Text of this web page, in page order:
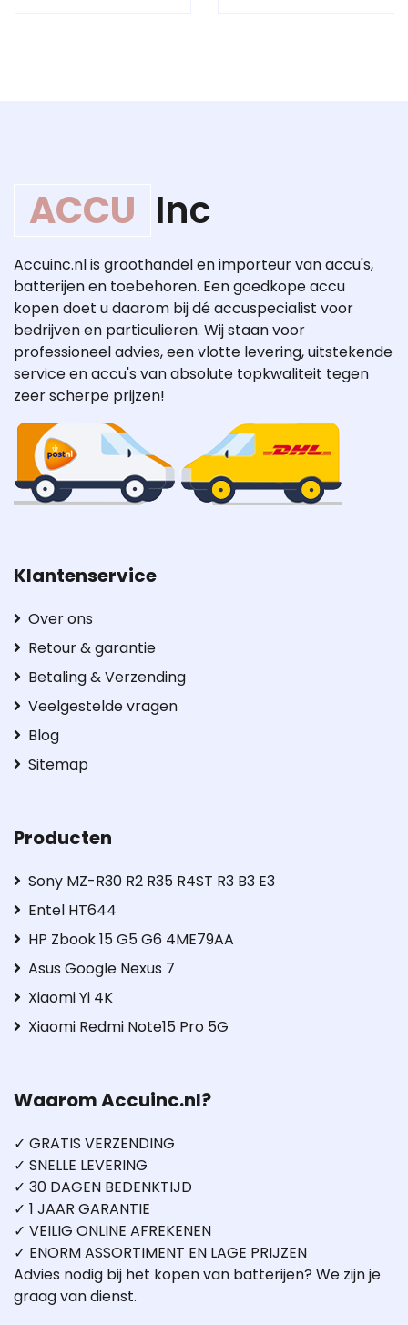
ACCU Inc
Accuinc.nl is groothandel en importeur van accu's,
batterijen en toebehoren. Een goedkope accu
kopen doet u daarom bij dé accuspecialist voor
bedrijven en particulieren. Wij staan voor
professioneel advies, een vlotte levering, uitstekende
service en accu's van absolute topkwaliteit tegen
zeer scherpe prijzen!
Klantenservice
Over ons
Retour & garantie
Betaling & Verzending
Veelgestelde vragen
Blog
Sitemap
Producten
Sony MZ-R30 R2 R35 R4ST R3 B3 E3
Entel HT644
HP Zbook 15 G5 G6 4ME79AA
Asus Google Nexus 7
Xiaomi Yi 4K
Xiaomi Redmi Note15 Pro 5G
Waarom Accuinc.nl?
✓ GRATIS VERZENDING
✓ SNELLE LEVERING
✓ 30 DAGEN BEDENKTIJD
✓ 1 JAAR GARANTIE
✓ VEILIG ONLINE AFREKENEN
✓ ENORM ASSORTIMENT EN LAGE PRIJZEN
Advies nodig bij het kopen van batterijen? We zijn je
graag van dienst.